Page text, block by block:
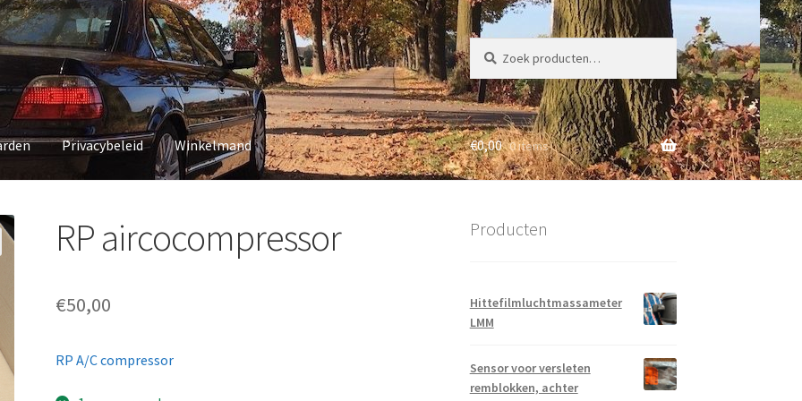
Zoeken
naar:
Zoeken
Privacybeleid Winkelmand €0,00 0 items
RP aircocompressor
€50,00
RP A/C compressor
Producten
Hittefilmluchtmassameter
LMM
Sensor voor versleten
remblokken, achter